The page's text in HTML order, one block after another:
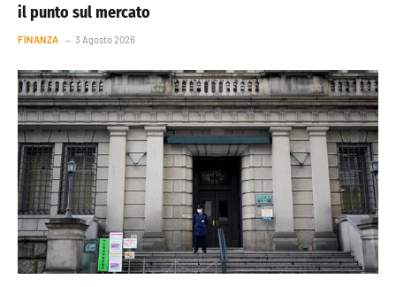
il punto sul mercato
FINANZA 3 Agosto 2026